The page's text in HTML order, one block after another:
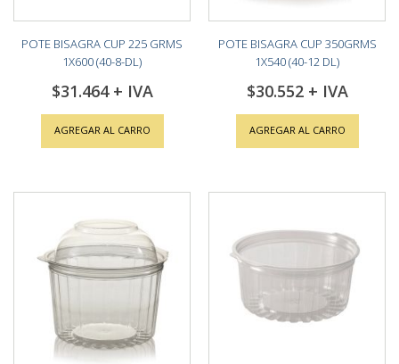
POTE BISAGRA CUP 225 GRMS
1X600 (40-8-DL)
$31.464
AGREGAR AL CARRO
POTE BISAGRA CUP 350GRMS
1X540 (40-12 DL)
$30.552
AGREGAR AL CARRO